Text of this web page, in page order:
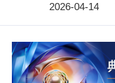
2026-04-14